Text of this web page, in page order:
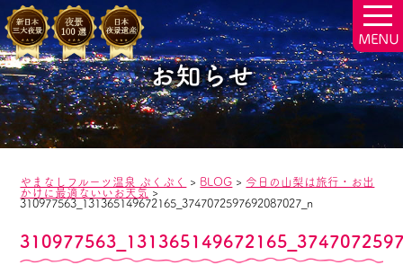
お知らせ
やまなしフルーツ温泉 ぷくぷく > BLOG > 今日の山梨は旅行・お出
かけに最適ないいお天気 >
310977563_131365149672165_3747072597692087027_n